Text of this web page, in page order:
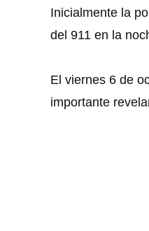
Inicialmente la
del 911 en la
El viernes 6 de
importante